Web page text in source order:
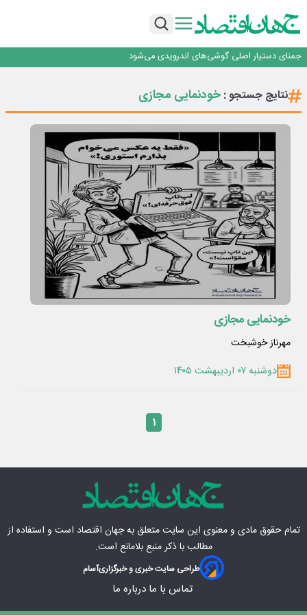
ایران، شریک راهبردی اتحادیه اقتصادی اوراسیا در مسیر توسعه تجارت و همگرایی
جمنای دستیار اصلی گوشی‌های اندرویدی می‌شود
برگزاری آیین نکوداشت فعالان مواکب مرز شلمچه توسط شهرداری منطقه یک
ایران، شریک راهبردی اتحادیه اقتصادی اوراسیا در مسیر توسعه تجارت و همگرایی
نتایج جستجو :خودنمایی مجازی
خودنمایی مجازی
مهرناز خوشبخت
دوشنبه ۰۷ اردیبهشت ۱۴۰۵
۱
تمام حقوق مادی‌ و معنوی این سایت متعلق بهجهان اقتصاد است و استفاده از
مطالب با ذکر منبع بلامانع است.
طراحی سایت خبری و خبرگزاریآسام
تماس با ما درباره ما